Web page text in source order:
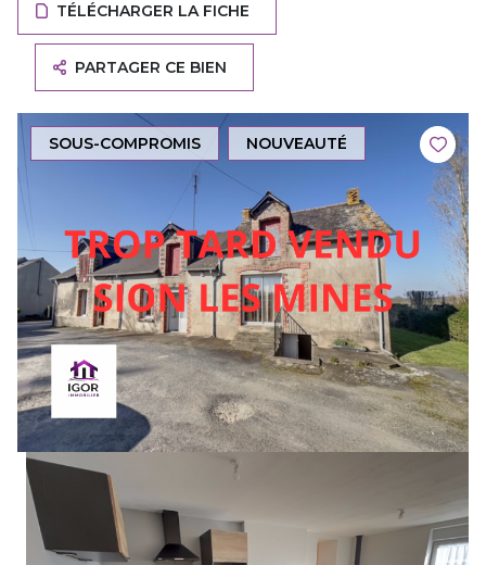
TÉLÉCHARGER LA FICHE
PARTAGER CE BIEN
SOUS-COMPROMIS NOUVEAUTÉ